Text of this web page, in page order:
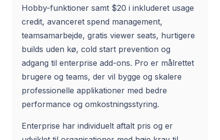
Hobby-funktioner samt $20 i inkluderet usage
credit, avanceret spend management,
teamsamarbejde, gratis viewer seats, hurtigere
builds uden kø, cold start prevention og
adgang til enterprise add-ons. Pro er målrettet
brugere og teams, der vil bygge og skalere
professionelle applikationer med bedre
performance og omkostningsstyring.
Enterprise har individuelt aftalt pris og er